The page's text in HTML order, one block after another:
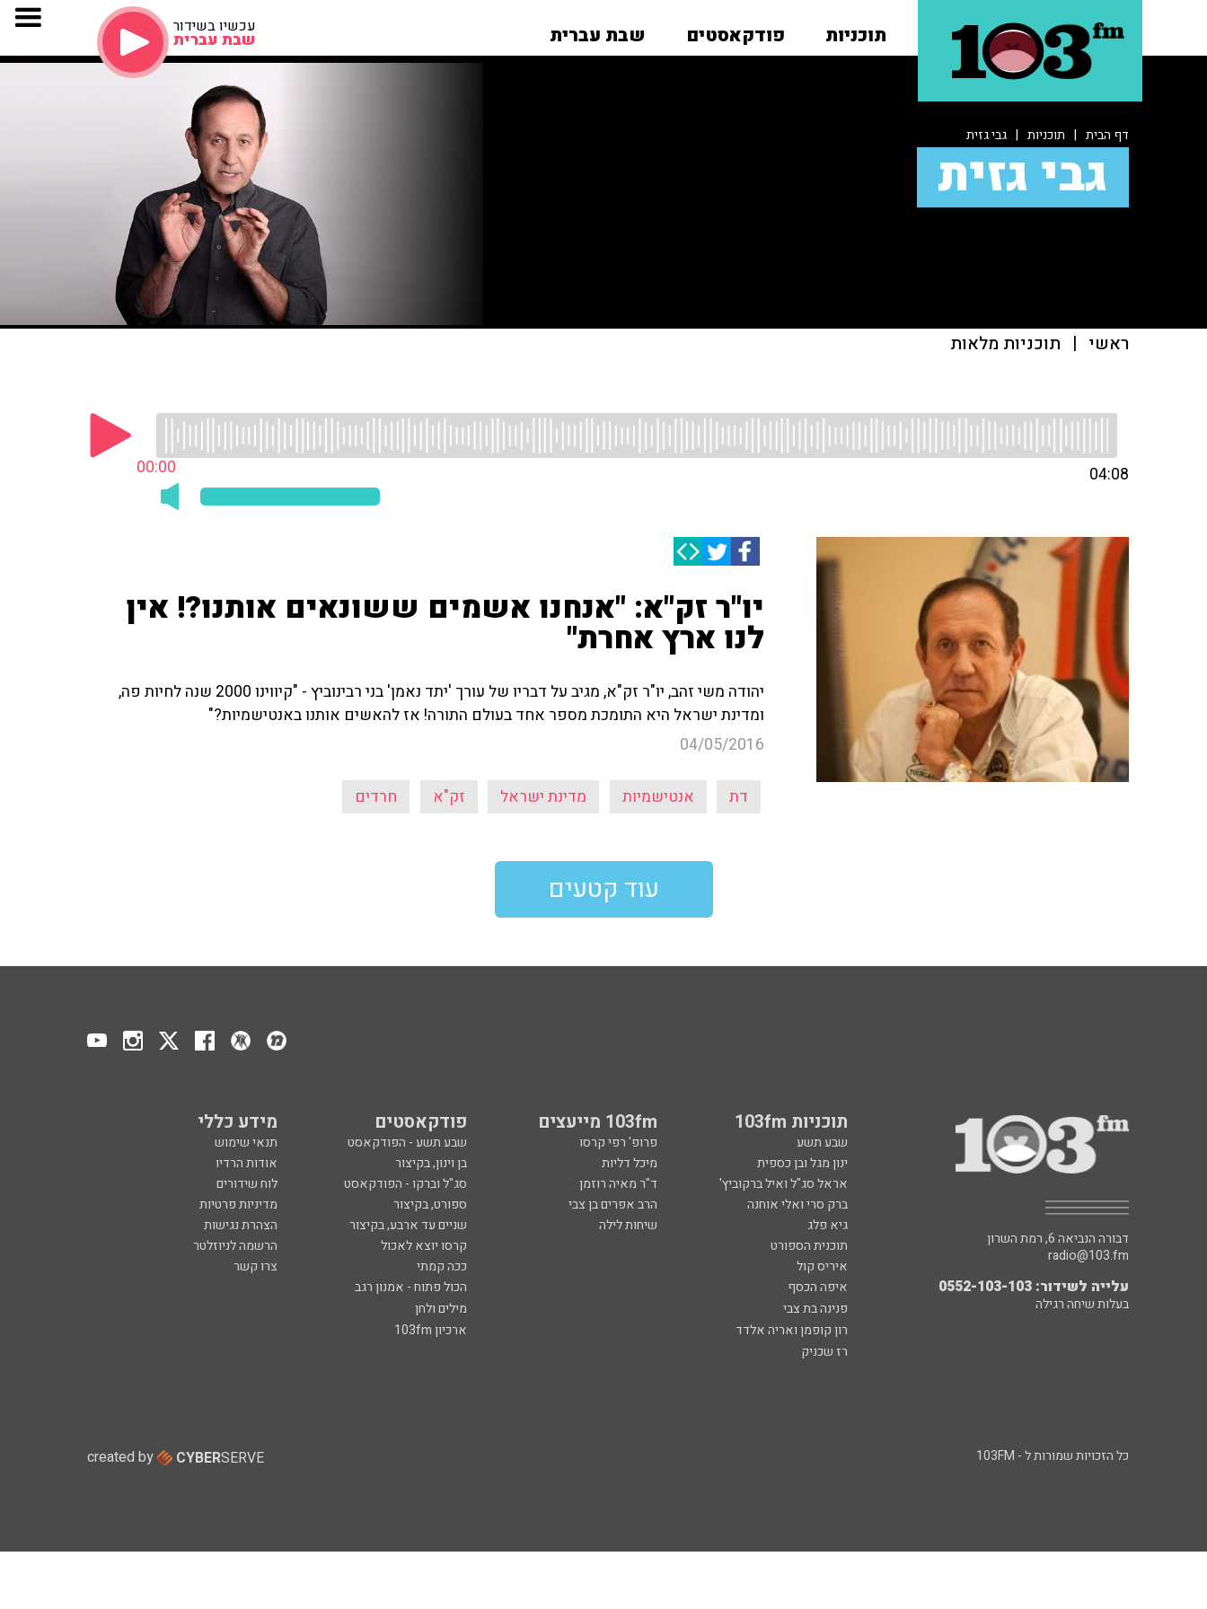
תוכניות פודקאסטים שבת עברית עכשיו בשידור
שבת עברית
דף הבית | תוכניות | גבי גזית
גבי גזית
ראשי | תוכניות מלאות
00:00 04:08
יו"ר זק"א: "אנחנו אשמים ששונאים אותנו?! אין
לנו ארץ אחרת"
יהודה משי זהב, יו"ר זק"א, מגיב על דבריו של עורך 'יתד נאמן' בני רבינוביץ - "קיווינו 2000 שנה לחיות פה,
ומדינת ישראל היא התומכת מספר אחד בעולם התורה! אז להאשים אותנו באנטישמיות?"
04/05/2016
דת אנטישמיות מדינת ישראל זק"א חרדים
עוד קטעים
תוכניות 103fm 103fm מייעצים פודקאסטים מידע כללי
שבע תשע פרופ' רפי קרסו שבע תשע - הפודקאסט
תנאי שימוש
ינון מגל ובן כספית
מיכל דליות בן וינון, בקיצור
אודות הרדיו
אראל סג"ל ואיל ברקוביץ'
ד"ר מאיה רוזמן סג"ל וברקו - הפודקאסט
לוח שידורים
ברק סרי ואלי אוחנה
הרב אפרים בן צבי ספורט, בקיצור
מדיניות פרטיות
גיא פלג
שיחות לילה שניים עד ארבע, בקיצור
הצהרת נגישות
תוכנית הספורט
קרסו יוצא לאכול
הרשמה לניוזלטר
איריס קול
ככה קמתי
צרו קשר
איפה הכסף
הכול פתוח - אמנון רגב
פנינה בת צבי
מילים ולחן
רון קופמן ואריה אלדד
ארכיון 103fm
רז שכניק
דבורה הנביאה 6, רמת השרון
radio@103.fm
עלייה לשידור: 0552-103-103
בעלות שיחה רגילה
כל הזכויות שמורות ל - 103FM created by CYBERSERVE